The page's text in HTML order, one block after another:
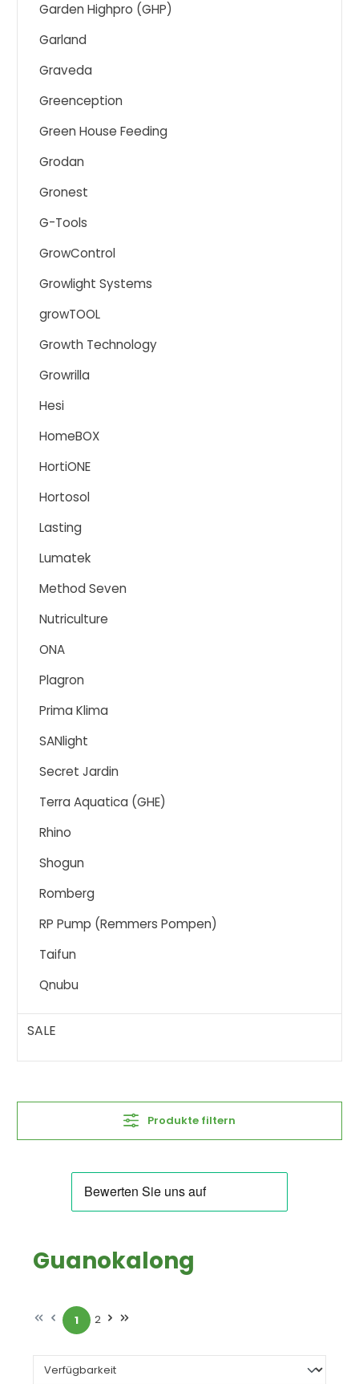
Garden Highpro (GHP)
Garland
Graveda
Greenception
Green House Feeding
Grodan
Gronest
G-Tools
GrowControl
Growlight Systems
growTOOL
Growth Technology
Growrilla
Hesi
HomeBOX
HortiONE
Hortosol
Lasting
Lumatek
Method Seven
Nutriculture
ONA
Plagron
Prima Klima
SANlight
Secret Jardin
Terra Aquatica (GHE)
Rhino
Shogun
Romberg
RP Pump (Remmers Pompen)
Taifun
Qnubu
SALE
Produkte filtern
Guanokalong
Seite
1 Seite
2